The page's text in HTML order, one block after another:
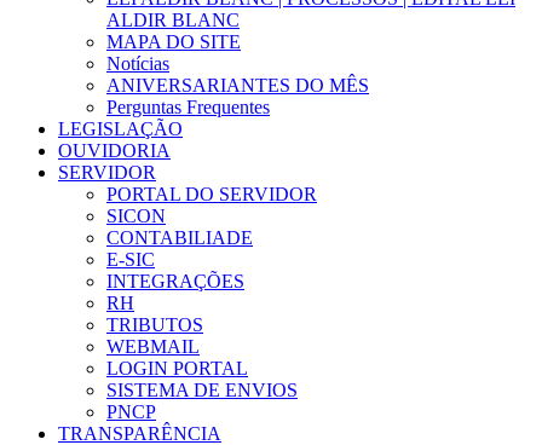
ALDIR BLANC
MAPA DO SITE
Notícias
ANIVERSARIANTES DO MÊS
Perguntas Frequentes
LEGISLAÇÃO
OUVIDORIA
SERVIDOR
PORTAL DO SERVIDOR
SICON
CONTABILIADE
E-SIC
INTEGRAÇÕES
RH
TRIBUTOS
WEBMAIL
LOGIN PORTAL
SISTEMA DE ENVIOS
PNCP
TRANSPARÊNCIA